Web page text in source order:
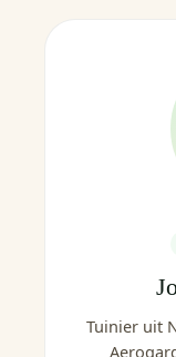
Tuinier uit